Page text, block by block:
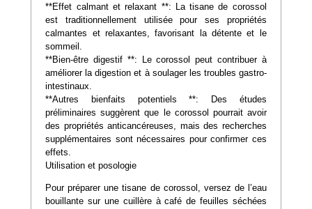
**Effet calmant et relaxant **: La tisane de corossol
est traditionnellement utilisée pour ses propriétés
calmantes et relaxantes, favorisant la détente et le
sommeil.
**Bien-être digestif **: Le corossol peut contribuer à
améliorer la digestion et à soulager les troubles gastro-
intestinaux.
**Autres bienfaits potentiels **: Des études
préliminaires suggèrent que le corossol pourrait avoir
des propriétés anticancéreuses, mais des recherches
supplémentaires sont nécessaires pour confirmer ces
effets.
Utilisation et posologie
Pour préparer une tisane de corossol, versez de l’eau
bouillante sur une cuillère à café de feuilles séchées